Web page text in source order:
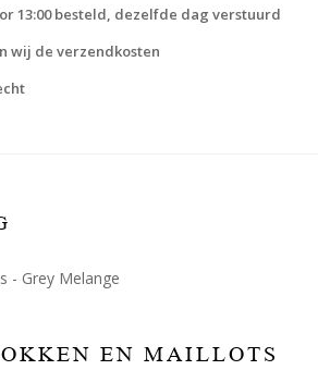
13:00 besteld, dezelfde dag verstuurd
wij de verzendkosten
- Grey Melange
EN MAILLOTS